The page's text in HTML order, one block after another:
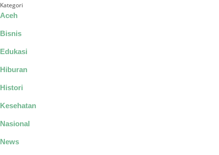
Kategori
Aceh
Bisnis
Edukasi
Hiburan
Histori
Kesehatan
Nasional
News